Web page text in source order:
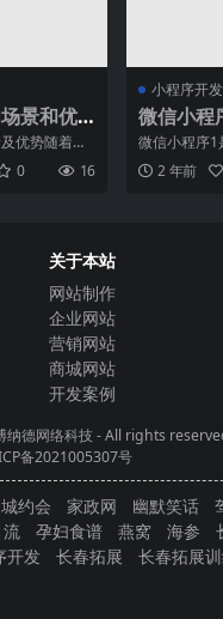
景和优
优势随着移
，小程序作
态，逐
0 16
小程序开发
微信小程
微信小程序1
于使用的手
具。作为移
2 年前
关于本站
网站制作
企业网站
营销网站
商城网站
开发案例
纳德网络科技- All rights
备2021005307号
约会 家政网 幽默笑话
孕妇食谱 燕窝 海参
开发 长春拓展 长春拓展